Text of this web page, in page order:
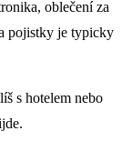
oblečení za
pojistky je typicky
s hotelem nebo